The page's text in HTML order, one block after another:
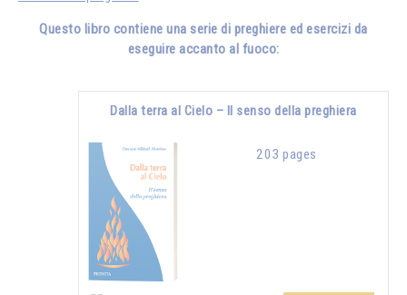
Questo libro contiene una serie di preghiere ed esercizi da
eseguire accanto al fuoco:
Dalla terra al Cielo – Il senso della preghiera
203 pages